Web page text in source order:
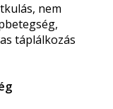
nem
táplálkozás